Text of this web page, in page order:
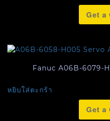
Get a
Fanuc A06B-6079-
หยิบใส่ตะกร้า
Get a